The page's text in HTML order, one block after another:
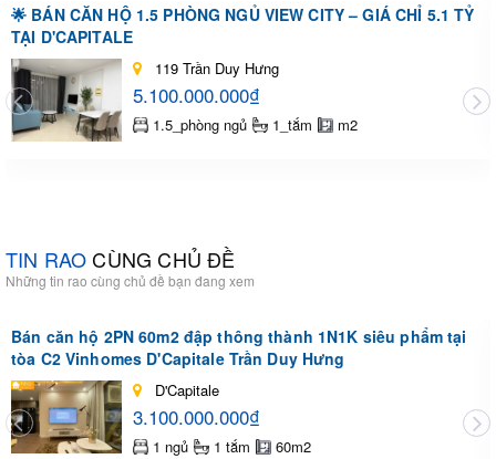
🌟 BÁN CĂN HỘ 1.5 PHÒNG NGỦ VIEW CITY – GIÁ CHỈ 5.1 TỶ
TẠI D'CAPITALE
119 Trần Duy Hưng
5.100.000.000₫
1.5_phòng ngủ 1_tắm m2
TIN RAOCÙNG CHỦ ĐỀ
Những tin rao cùng chủ đề bạn đang xem
Bán căn hộ 2PN 60m2 đập thông thành 1N1K siêu phẩm tại
tòa C2 Vinhomes D'Capitale Trần Duy Hưng
D'Capitale
3.100.000.000₫
1 ngủ 1 tắm 60m2